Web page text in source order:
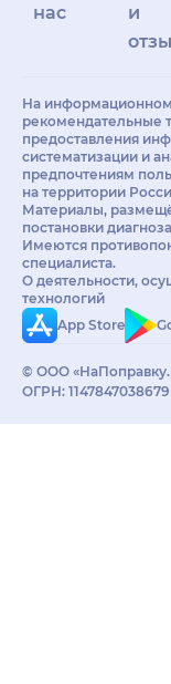
нас
и
На
рекомендательные
предоставления
систематизации и
предпочтениям
на территории
Материалы,
постановки
Имеются
специалиста.
О деятельности,
технологий
App Store
© ООО
ОГРН: 1147847038679